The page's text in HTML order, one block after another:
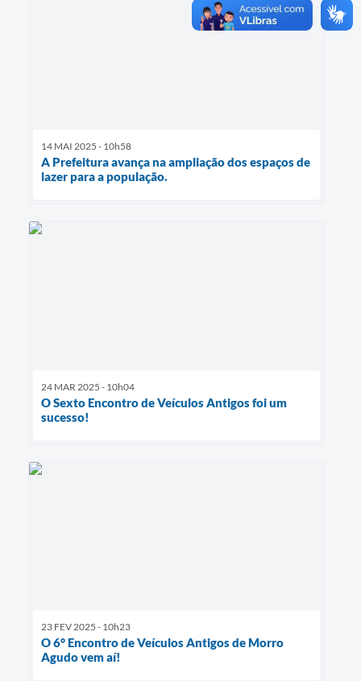
14 MAI 2025 - 10h58
A Prefeitura avança na ampliação dos espaços de
lazer para a população.
24 MAR 2025 - 10h04
O Sexto Encontro de Veículos Antigos foi um
sucesso!
23 FEV 2025 - 10h23
O 6° Encontro de Veículos Antigos de Morro
Agudo vem aí!